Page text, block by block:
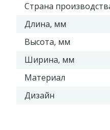
Страна
Длина, мм
Высота, мм
Ширина, мм
Материал
Дизайн